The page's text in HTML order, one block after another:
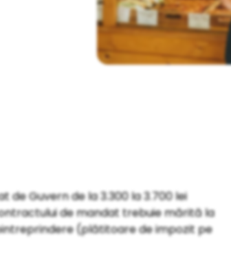
de Guvern de la 3.300 la 3.700 lei
de mandat trebuie mărită la
(plătitoare de impozit pe